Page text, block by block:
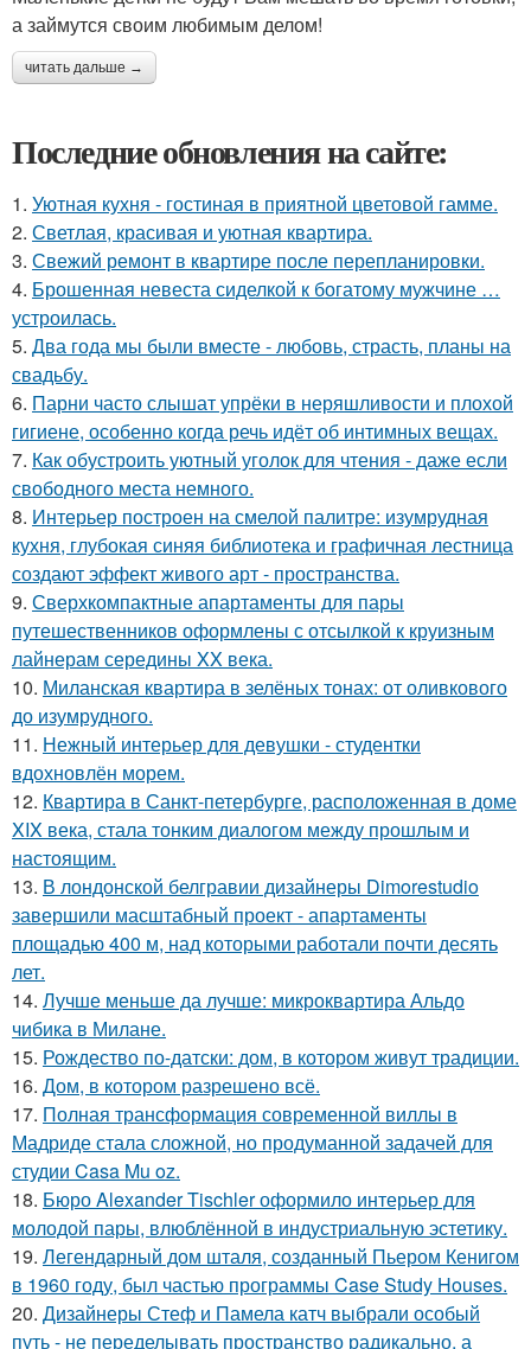
а займутся своим любимым делом!
читать дальше →
Последние обновления на сайте:
1. Уютная кухня - гостиная в приятной цветовой гамме.
2. Светлая, красивая и уютная квартира.
3. Свежий ремонт в квартире после перепланировки.
4. Брошенная невеста сиделкой к богатому мужчине …
устроилась.
5. Два года мы были вместе - любовь, страсть, планы на
свадьбу.
6. Парни часто слышат упрёки в неряшливости и плохой
гигиене, особенно когда речь идёт об интимных вещах.
7. Как обустроить уютный уголок для чтения - даже если
свободного места немного.
8. Интерьер построен на смелой палитре: изумрудная
кухня, глубокая синяя библиотека и графичная лестница
создают эффект живого арт - пространства.
9. Сверхкомпактные апартаменты для пары
путешественников оформлены с отсылкой к круизным
лайнерам середины XX века.
10. Миланская квартира в зелёных тонах: от оливкового
до изумрудного.
11. Нежный интерьер для девушки - студентки
вдохновлён морем.
12. Квартира в Санкт-петербурге, расположенная в доме
XIX века, стала тонким диалогом между прошлым и
настоящим.
13. В лондонской белгравии дизайнеры Dimorestudio
завершили масштабный проект - апартаменты
площадью 400 м, над которыми работали почти десять
лет.
14. Лучше меньше да лучше: микроквартира Альдо
чибика в Милане.
15. Рождество по-датски: дом, в котором живут традиции.
16. Дом, в котором разрешено всё.
17. Полная трансформация современной виллы в
Мадриде стала сложной, но продуманной задачей для
студии Casa Mu oz.
18. Бюро Alexander Tischler оформило интерьер для
молодой пары, влюблённой в индустриальную эстетику.
19. Легендарный дом шталя, созданный Пьером Кенигом
в 1960 году, был частью программы Case Study Houses.
20. Дизайнеры Стеф и Памела катч выбрали особый
путь - не переделывать пространство радикально, а